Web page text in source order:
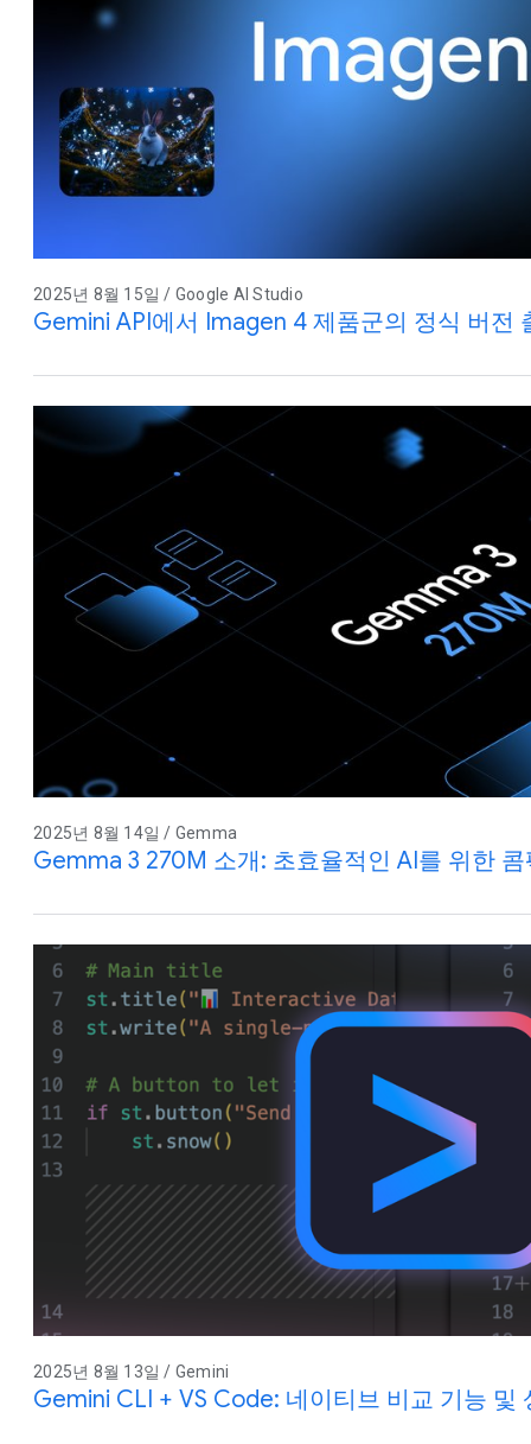
2025년 8월 15일 / Google AI Studio
Gemini API에서 Imagen 4 제품군의 정식 버전
2025년 8월 14일 / Gemma
Gemma 3 270M 소개: 초효율적인 AI를 위한
2025년 8월 13일 / Gemini
Gemini CLI + VS Code: 네이티브 비교 기능 및